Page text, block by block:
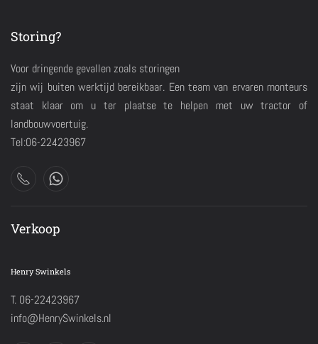
Storing?
Voor dringende gevallen zoals storingen
zijn wij buiten werktijd bereikbaar. Een team van ervaren monteurs
staat klaar om u ter plaatse te helpen met uw tractor of
landbouwvoertuig.
Tel:06-22423967
Verkoop
Henry Swinkels
T. 06-22423967
info@HenrySwinkels.nl